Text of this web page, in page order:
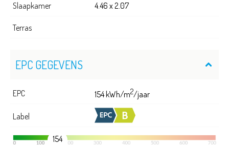
Slaapkamer 4.46 x 2.07
Terras
EPC GEGEVENS
EPC 154 kWh/m2/jaar
Label
154